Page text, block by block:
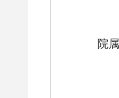
院